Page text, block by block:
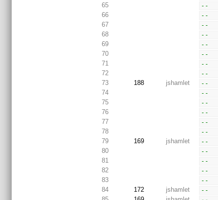
65
--
66
--
67
--
68
--
69
--
70
--
71
--
72
--
73
188 jshamlet
--
74
--
75
--
76
--
77
--
78
--
79
169 jshamlet
--
80
--
81
--
82
--
83
--
84
172 jshamlet
--